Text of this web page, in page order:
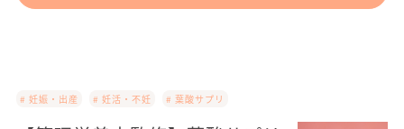
# 妊娠・出産 # 妊活・不妊 # 葉酸サプリ